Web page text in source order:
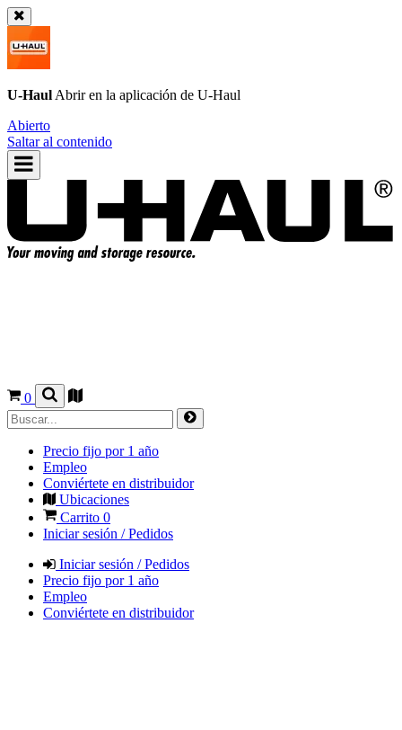
U-Haul Abrir en la aplicación de U-Haul
Abierto
Saltar al contenido
0
Precio fijo por 1 año
Empleo
Conviértete en distribuidor
Ubicaciones
Carrito 0
Iniciar sesión / Pedidos
Iniciar sesión / Pedidos
Precio fijo por 1 año
Empleo
Conviértete en distribuidor